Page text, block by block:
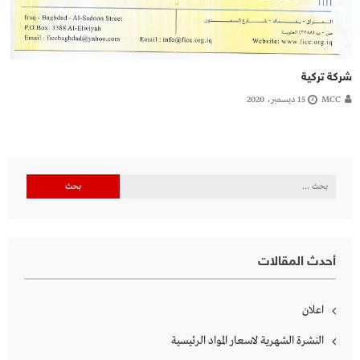
شركة تركية
MCC 15 ديسمبر، 2020
البحث
أحدث المقالات
اعلان
النشرة الشهرية لاسعار المواد الرئيسية